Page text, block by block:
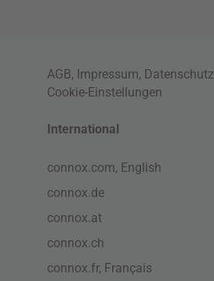
AGB, Impressum, Datenschutz
Cookie-Einstellungen
International
connox.com, English
connox.de
connox.at
connox.ch
connox.fr, Français